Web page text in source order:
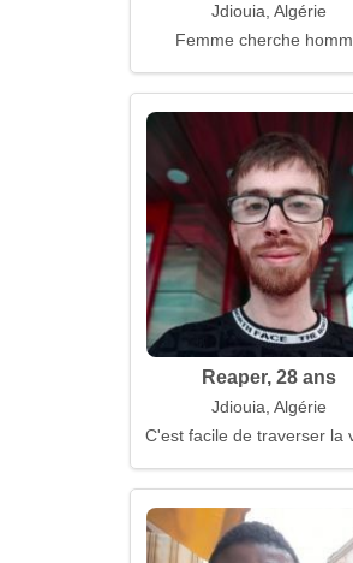
Jdiouia, Algérie
Femme cherche
Reaper, 28 ans
Jdiouia, Algérie
C'est facile de traverser la